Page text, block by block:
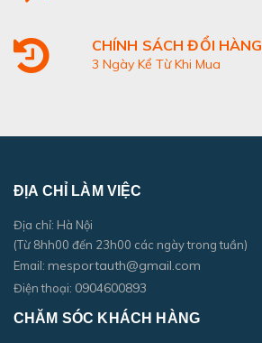
CHÍNH SÁCH ĐỔI HÀNG
3 Ngày Kể Từ Khi Mua
ĐỊA CHỈ LÀM VIỆC
Địa chỉ: Hà Nội
(Từ 8hh00 đến 23h00 các ngày trong tuần)
Email: mesportauth@gmail.com
Điện thoại: 0904600893
CHĂM SÓC KHÁCH HÀNG